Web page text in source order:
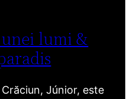
lumi &
Júnior, este